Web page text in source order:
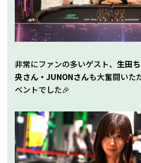
非常にファンの多いゲスト、 生田
央さん・JUNONさんも大奮闘いた
ベントでした🎉